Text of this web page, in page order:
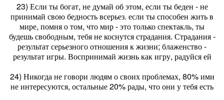
23) Если ты богат, не думай об этом, если ты беден - не
принимай свою бедность всерьез. если ты способен жить в
мире, помня о том, что мир - это только спектакль, ты
будешь свободным, тебя не коснутся страдания. Страдания -
результат серьезного отношения к жизни; блаженство -
результат игры. Воспринимай жизнь как игру, радуйся ей
24) Никогда не говори людям о своих проблемах, 80% ими
не интересуются, остальные 20% рады, что они у тебя есть